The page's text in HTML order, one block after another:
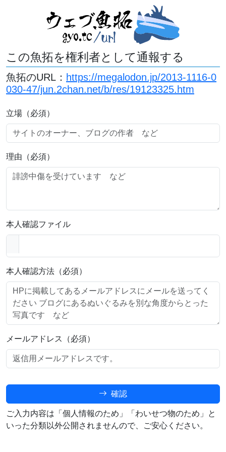
この魚拓を権利者として通報する
魚拓のURL： https://megalodon.jp/2013-1116-0
030-47/jun.2chan.net/b/res/19123325.htm
立場（必須）
理由（必須）
本人確認ファイル
本人確認方法（必須）
メールアドレス（必須）
確認
ご入力内容は「個人情報のため」「わいせつ物のため」と
いった分類以外公開されませんので、ご安心ください。